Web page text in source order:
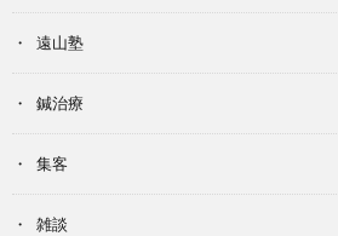
遠山塾
鍼治療
集客
雑談